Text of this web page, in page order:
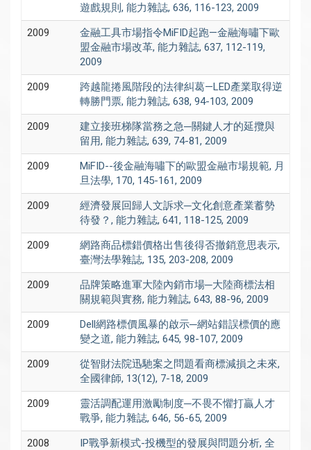
遊戲規則, 能力雜誌, 636, 116-123, 2009
2009
金融工具市場指令MiFID起跑—金融海嘯下歐
盟金融市場改革, 能力雜誌, 637, 112-119,
2009
2009
跨越龍捲風階段的法律糾葛—LED產業取得逆
轉勝門票, 能力雜誌, 638, 94-103, 2009
2009
建立接班梯隊當務之急─關鍵人才的延攬與
留用, 能力雜誌, 639, 74-81, 2009
2009
MiFID--後金融海嘯下的歐盟金融市場規範, 月
旦法學, 170, 145-161, 2009
2009
經濟發展回歸人文訴求─文化創意產業蓄勢
待發？, 能力雜誌, 641, 118-125, 2009
2009
網路商品標錯價格出售後得否撤銷意思表示,
臺灣法學雜誌, 135, 203-208, 2009
2009
品牌策略進軍大陸內銷市場─大陸商標法相
關規範與實務, 能力雜誌, 643, 88-96, 2009
2009
Dell網路標價風暴的啟示─網站錯誤標價的應
變之道, 能力雜誌, 645, 98-107, 2009
2009
從智財法院迅馳案之問題看商標減損之未來,
全國律師, 13(12), 7-18, 2009
2009
靈活調配運用激勵制度─不畏不懼打贏人才
戰爭, 能力雜誌, 646, 56-65, 2009
2008
IP戰爭新模式-投機型的發展與問題分析, 全